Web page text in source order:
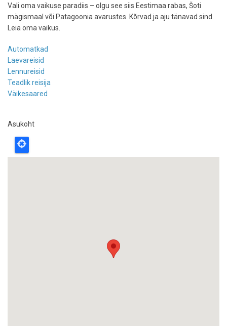
Vali oma vaikuse paradiis – olgu see siis Eestimaa rabas, Šoti
mägismaal või Patagoonia avarustes. Kõrvad ja aju tänavad sind.
Leia oma vaikus.
Automatkad
Laevareisid
Lennureisid
Teadlik reisija
Väikesaared
Asukoht